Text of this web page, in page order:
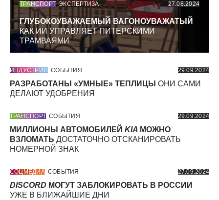
ТРАНСПОРТ ЭКСПЕРТИЗА 27.08.2024
ГЛУБОКОУВАЖАЕМЫЙ ВАГОНОУВАЖАТЫЙ
КАК ИИ УПРАВЛЯЕТ ПИТЕРСКИМИ
ТРАМВАЯМИ
ИНДУСТРИЯ СОБЫТИЯ 29.09.2024
РАЗРАБОТАНЫ «УМНЫЕ» ТЕПЛИЦЫ ОНИ САМИ
ДЕЛАЮТ УДОБРЕНИЯ
ТРАНСПОРТ СОБЫТИЯ 29.09.2024
МИЛЛИОНЫ АВТОМОБИЛЕЙ KIA МОЖНО
ВЗЛОМАТЬ ДОСТАТОЧНО ОТСКАНИРОВАТЬ
НОМЕРНОЙ ЗНАК
СОЦМЕДИА СОБЫТИЯ 27.09.2024
DISCORD МОГУТ ЗАБЛОКИРОВАТЬ В РОССИИ
УЖЕ В БЛИЖАЙШИЕ ДНИ